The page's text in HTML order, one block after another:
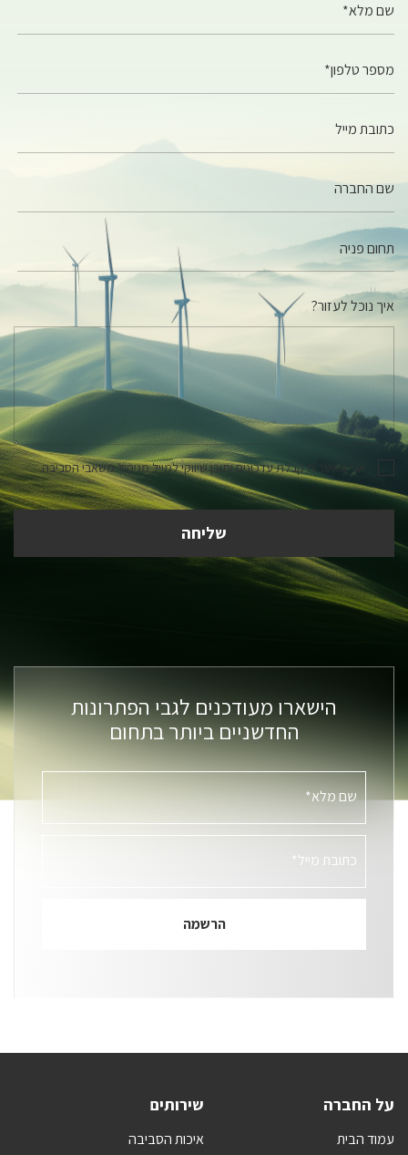
שם מלא*
מספר טלפון*
כתובת מייל
שם החברה
איך נוכל לעזור?
אני מאשר.ת קבלת עדכונים ותוכן שיווקי למייל מניהול משאבי הסביבה
הישארו מעודכנים לגבי הפתרונות
החדשניים ביותר בתחום
שם מלא*
כתובת מייל*
על החברה
עמוד הבית
שירותים
איכות הסביבה